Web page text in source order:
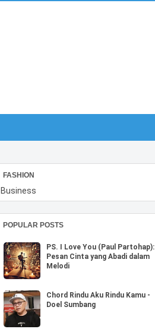
FASHION
Business
POPULAR POSTS
PS. I Love You (Paul Partohap):
Pesan Cinta yang Abadi dalam
Melodi
Chord Rindu Aku Rindu Kamu -
Doel Sumbang